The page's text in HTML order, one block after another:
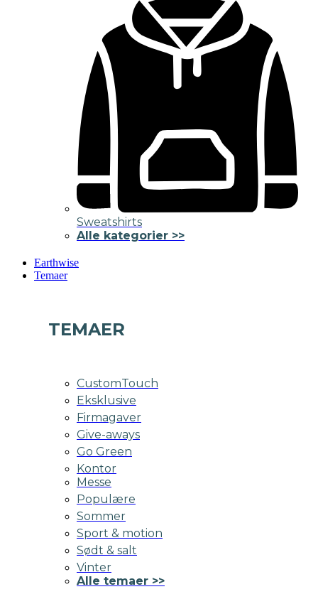
Sweatshirts
Alle kategorier >>
Earthwise
Temaer
TEMAER
CustomTouch
Eksklusive
Firmagaver
Give-aways
Go Green
Kontor
Messe
Populære
Sommer
Sport & motion
Sødt & salt
Vinter
Alle temaer >>